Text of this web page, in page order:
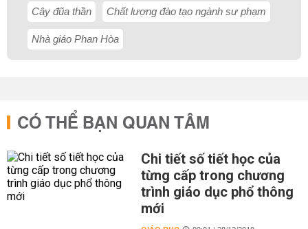
Cây đũa thần Chất lượng đào tạo ngành sư phạm
Nhà giáo Phan Hòa
CÓ THỂ BẠN QUAN TÂM
Chi tiết số tiết học của
từng cấp trong chương
trình giáo dục phổ thông
mới